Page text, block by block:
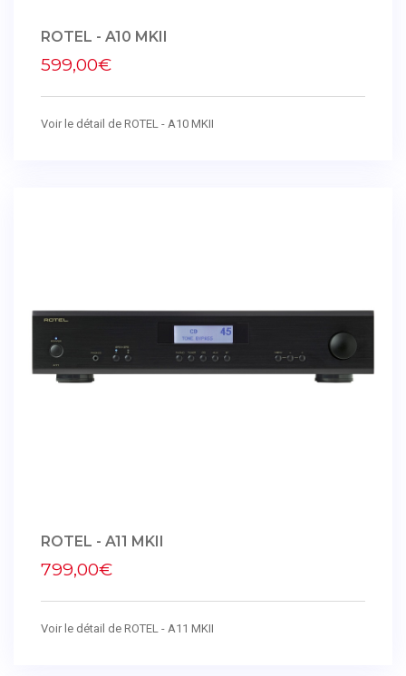
ROTEL - A10 MKII
599,00€
Voir le détail de ROTEL - A10 MKII
ROTEL - A11 MKII
799,00€
Voir le détail de ROTEL - A11 MKII